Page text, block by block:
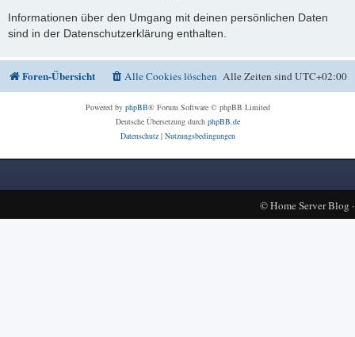
Informationen über den Umgang mit deinen persönlichen Daten
sind in der Datenschutzerklärung enthalten.
Foren-Übersicht Alle Zeiten sindUTC+02:00
Alle Cookies löschen
Powered by phpBB® Forum Software © phpBB Limited
Deutsche Übersetzung durch phpBB.de
Datenschutz| Nutzungsbedingungen
©Home Server Blog